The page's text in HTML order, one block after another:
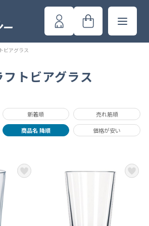
ビアグラス
フトビアグラス
新着順 売れ筋順
商品名 降順 価格が安い